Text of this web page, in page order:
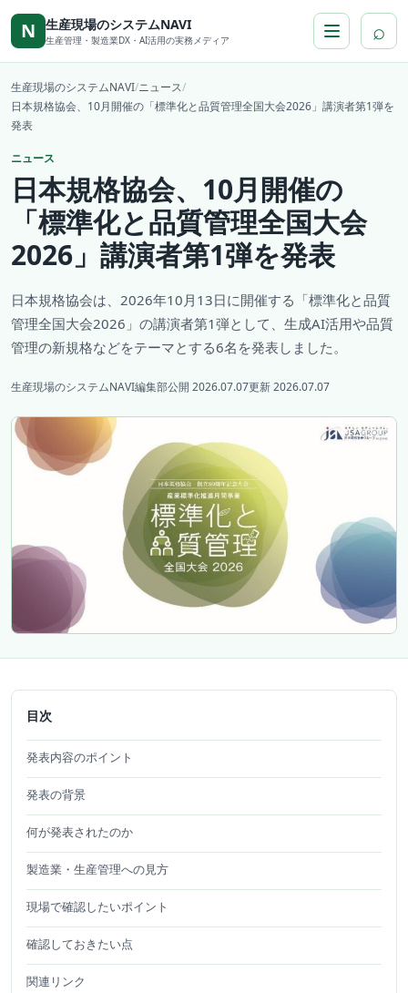
本文へ移動
N 生産現場のシステムNAVI
生産管理・製造業DX・AI活用の実務メディア ⌕
生産現場のシステムNAVI/ニュース/
日本規格協会、10月開催の「標準化と品質管理全国大会2026」講演者第1弾を
発表
ニュース
日本規格協会、10月開催の
「標準化と品質管理全国大会
2026」講演者第1弾を発表
日本規格協会は、2026年10月13日に開催する「標準化と品質
管理全国大会2026」の講演者第1弾として、生成AI活用や品質
管理の新規格などをテーマとする6名を発表しました。
生産現場のシステムNAVI編集部公開 2026.07.07更新 2026.07.07
目次
発表内容のポイント
発表の背景
何が発表されたのか
製造業・生産管理への見方
現場で確認したいポイント
確認しておきたい点
関連リンク